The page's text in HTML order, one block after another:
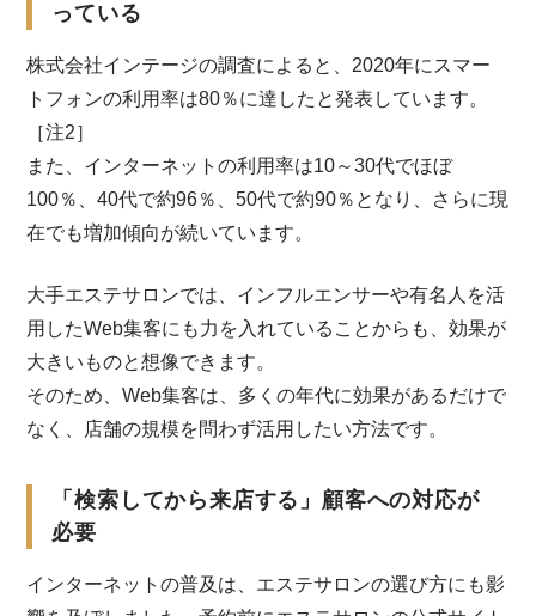
っている
株式会社インテージの調査によると、2020年にスマー
トフォンの利用率は80％に達したと発表しています。
［注2］
また、インターネットの利用率は10～30代でほぼ
100％、40代で約96％、50代で約90％となり、さらに現
在でも増加傾向が続いています。
大手エステサロンでは、インフルエンサーや有名人を活
用したWeb集客にも力を入れていることからも、効果が
大きいものと想像できます。
そのため、Web集客は、多くの年代に効果があるだけで
なく、店舗の規模を問わず活用したい方法です。
「検索してから来店する」顧客への対応が
必要
インターネットの普及は、エステサロンの選び方にも影